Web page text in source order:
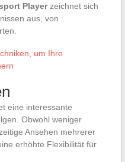
Playerzeichnet sich
aus, von
um Ihre
eine interessante
Obwohl weniger
Ansehen mehrerer
erhöhte Flexibilität für